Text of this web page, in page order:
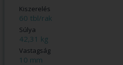
Kiszerelés
60 tbl/rak
Súlya
42,31 kg
Vastagság
10 mm